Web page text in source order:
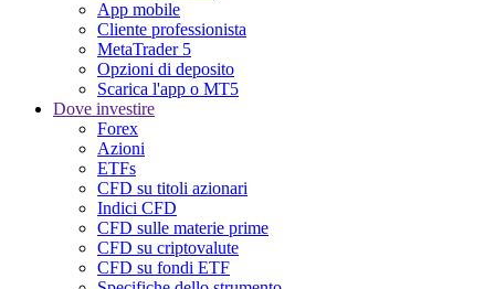
App mobile
Cliente professionista
MetaTrader 5
Opzioni di deposito
Scarica l'app o MT5
Dove investire
Forex
Azioni
ETFs
CFD su titoli azionari
Indici CFD
CFD sulle materie prime
CFD su criptovalute
CFD su fondi ETF